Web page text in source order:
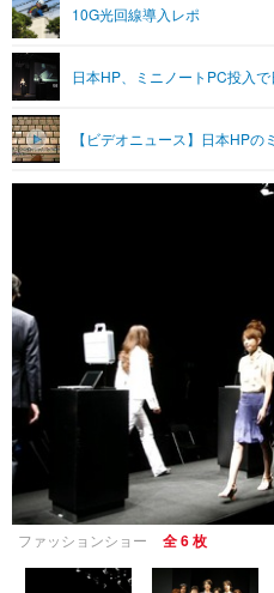
音楽
ペット
プッシュ通知の停止方法
10G光回線導入レポ
日本HP、ミニノートPC投入
【ビデオニュース】日本HP
ファッションショー 全 6 枚